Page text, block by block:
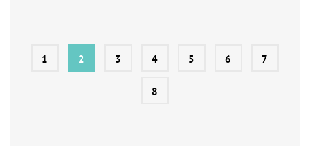
1 2 3 4 5 6 7
8